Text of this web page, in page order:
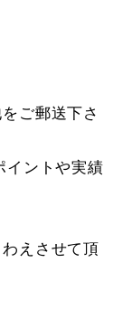
ご郵送下さ
イントや実績
えさせて頂